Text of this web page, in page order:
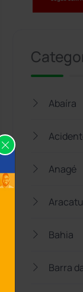
Abaíra
Anagé
Aracatu
Bahia
Barra